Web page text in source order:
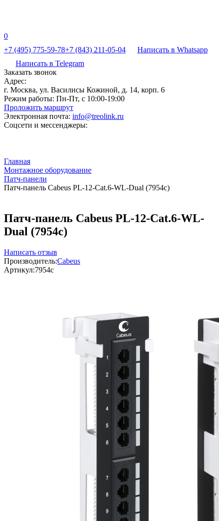
0
+7 (495) 775-59-78+7 (843) 211-05-04
Написать в Whatsapp
Написать в Telegram
Заказать звонок
Адрес:
г. Москва, ул. Василисы Кожиной, д. 14, корп. 6
Режим работы: Пн-Пт, с 10:00-19:00
Проложить маршрут
Электронная почта: info@treolink.ru
Соцсети и мессенджеры:
Главная
Монтажное оборудование
Патч-панели
Патч-панель Cabeus PL-12-Cat.6-WL-Dual (7954c)
Патч-панель Cabeus PL-12-Cat.6-WL-
Dual (7954c)
Написать отзыв
Производитель:Cabeus
Артикул:7954c